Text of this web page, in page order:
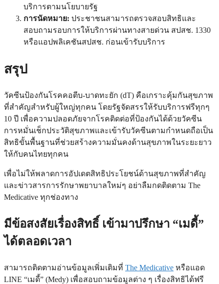
บริการตามนโยบายรัฐ
การนัดหมาย: ประชาชนสามารถตรวจสอบสิทธิและ
สอบถามรอบการให้บริการผ่านทางสายด่วน สปสช. 1330
หรือแอปพลิเคชันสปสช. ก่อนเข้ารับบริการ
สรุป
วัคซีนป้องกันโรคคอตีบ-บาดทะยัก (dT) คือเกราะคุ้มกันสุขภาพ
ที่สำคัญสำหรับผู้ใหญ่ทุกคน โดยรัฐจัดสรรให้รับบริการฟรีทุกๆ
10 ปี เพื่อความปลอดภัยจากโรคติดต่อที่ป้องกันได้ด้วยวัคซีน
การหมั่นเช็กประวัติสุขภาพและเข้ารับวัคซีนตามกำหนดถือเป็น
สิทธิขั้นพื้นฐานที่ช่วยสร้างความมั่นคงด้านสุขภาพในระยะยาว
ให้กับคนไทยทุกคน
เพื่อไม่ให้พลาดการอัปเดตสิทธิประโยชน์ด้านสุขภาพที่สำคัญ
และข่าวสารการรักษาพยาบาลใหม่ๆ อย่าลืมกดติดตาม The
Medicative ทุกช่องทาง
มีข้อสงสัยเรื่องสิทธิ์ เข้ามาปรึกษา “เมดี้”
ได้ตลอดเวลา
สามารถติดตามอ่านข้อมูลเพิ่มเติมที่ The Medicative หรือแอด
LINE “เมดี้” (Medy) เพื่อสอบถามข้อมูลต่าง ๆ เรื่องสิทธิได้ฟรี